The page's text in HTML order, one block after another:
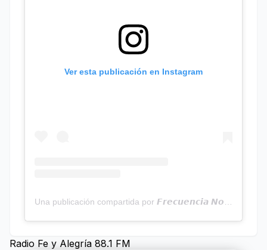
Ver esta publicación en Instagram
Radio Fe y Alegría 88.1 FM